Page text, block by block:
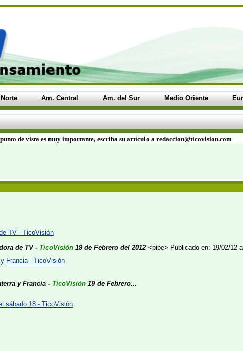
Am. Central Am. del Sur Medio Oriente
de vista es muy importante, escriba su artículo a redaccion@ticovision.com
TV - TicoVisión
de TV- TicoVisión 19 de Febrero del 2012 <pipe> Publicado en: 19/02/12
Francia - TicoVisión
y Francia - TicoVisión 19 de Febrero...
sábado 18 - TicoVisión